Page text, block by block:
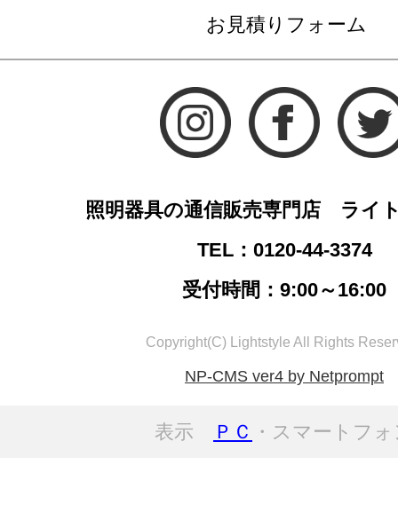
お見積りフォーム
照明器具の通信販売専門店 ライ
TEL：0120-44-3374
受付時間：9:00～16:00
Copyright(C) Lightstyle All Rights
NP-CMS ver4 by Netprompt
表示 ＰＣ ・スマートフ